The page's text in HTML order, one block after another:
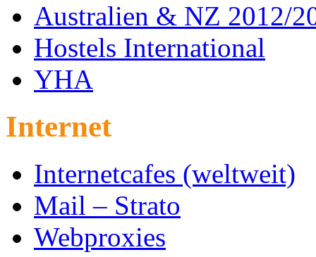
Australien & NZ 2012/
Hostels International
YHA
Internet
Internetcafes (weltweit)
Mail – Strato
Webproxies